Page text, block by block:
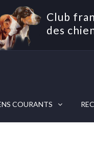
Club
des
COURANTS